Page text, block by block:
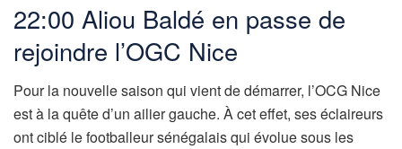
22:00 Aliou Baldé en passe de
rejoindre l’OGC Nice
Pour la nouvelle saison qui vient de démarrer, l’OCG Nice
est à la quête d’un ailier gauche. À cet effet, ses éclaireurs
ont ciblé le footballeur sénégalais qui évolue sous les